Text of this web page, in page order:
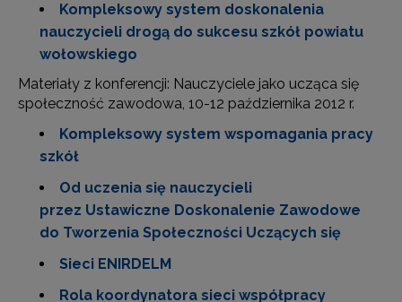
Kompleksowy system doskonalenia
nauczycieli drogą do sukcesu szkół powiatu
wołowskiego
Materiały z konferencji: Nauczyciele jako ucząca się
społeczność zawodowa, 10-12 października 2012 r.
Kompleksowy system wspomagania pracy
szkół
Od uczenia się nauczycieli
przez Ustawiczne Doskonalenie Zawodowe
do Tworzenia Społeczności Uczących się
Sieci ENIRDELM
Rola koordynatora sieci współpracy